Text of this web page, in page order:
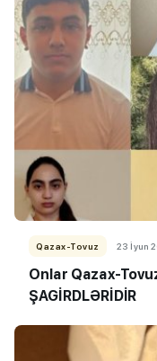
Qazax-Tovuz 23 İyun
Onlar Qazax-
ŞAGİRDLƏRİDİR